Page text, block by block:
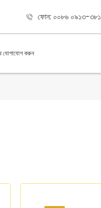
ফোন: ০০৮৬ ০৯১৩-
যোগাযোগ করুন